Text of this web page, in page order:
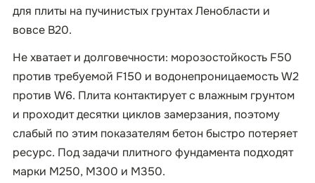
для плиты на пучинистых грунтах Ленобласти и
вовсе B20.
Не хватает и долговечности: морозостойкость F50
против требуемой F150 и водонепроницаемость W2
против W6. Плита контактирует с влажным грунтом
и проходит десятки циклов замерзания, поэтому
слабый по этим показателям бетон быстро потеряет
ресурс. Под задачи плитного фундамента подходят
марки М250, М300 и М350.